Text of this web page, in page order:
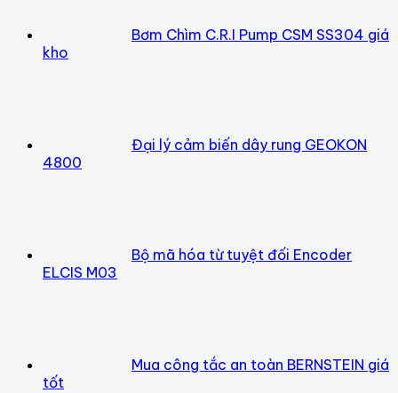
Bơm Chìm C.R.I Pump CSM SS304 giá
kho
Đại lý cảm biến dây rung GEOKON
4800
Bộ mã hóa từ tuyệt đối Encoder
ELCIS M03
Mua công tắc an toàn BERNSTEIN giá
tốt